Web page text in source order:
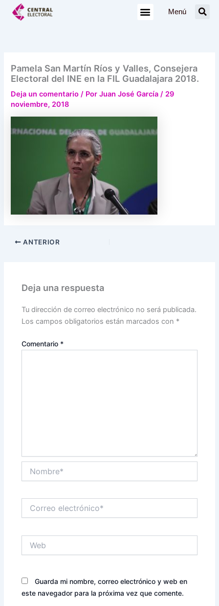
Menú
Pamela San Martín Ríos y Valles, Consejera
Electoral del INE en la FIL Guadalajara 2018.
Deja un comentario / PorJuan José García/ 29
noviembre, 2018
ANTERIOR
Deja una respuesta
Tu dirección de correo electrónico no será publicada.
Los campos obligatorios están marcados con *
Comentario *
electrónico*
Guarda mi nombre, correo electrónico y web en
este navegador para la próxima vez que comente.